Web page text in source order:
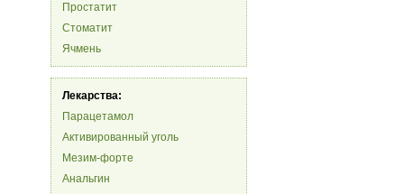
Простатит
Стоматит
Ячмень
Лекарства:
Парацетамол
Активированный уголь
Мезим-форте
Анальгин